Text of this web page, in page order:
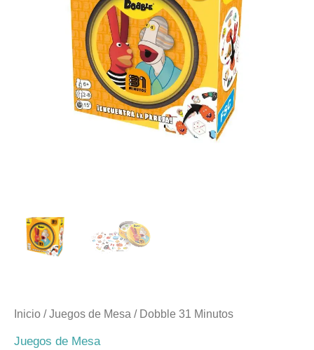
Inicio /Juegos de Mesa / Dobble 31 Minutos
Juegos de Mesa